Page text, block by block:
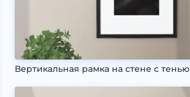
Вертикальная рамка на стене с тенью